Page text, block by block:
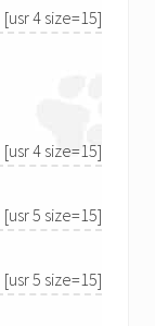
[usr 4 size=15]
[usr 4 size=15]
[usr 5 size=15]
[usr 5 size=15]